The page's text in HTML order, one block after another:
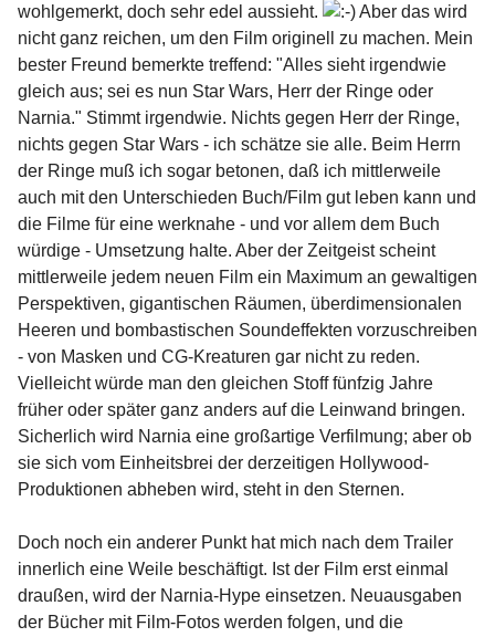
wohlgemerkt, doch sehr edel aussieht.
Aber das wird
nicht ganz reichen, um den Film originell zu machen. Mein
bester Freund bemerkte treffend: "Alles sieht irgendwie
gleich aus; sei es nun Star Wars, Herr der Ringe oder
Narnia." Stimmt irgendwie. Nichts gegen Herr der Ringe,
nichts gegen Star Wars - ich schätze sie alle. Beim Herrn
der Ringe muß ich sogar betonen, daß ich mittlerweile
auch mit den Unterschieden Buch/Film gut leben kann und
die Filme für eine werknahe - und vor allem dem Buch
würdige - Umsetzung halte. Aber der Zeitgeist scheint
mittlerweile jedem neuen Film ein Maximum an gewaltigen
Perspektiven, gigantischen Räumen, überdimensionalen
Heeren und bombastischen Soundeffekten vorzuschreiben
- von Masken und CG-Kreaturen gar nicht zu reden.
Vielleicht würde man den gleichen Stoff fünfzig Jahre
früher oder später ganz anders auf die Leinwand bringen.
Sicherlich wird Narnia eine großartige Verfilmung; aber ob
sie sich vom Einheitsbrei der derzeitigen Hollywood-
Produktionen abheben wird, steht in den Sternen.
Doch noch ein anderer Punkt hat mich nach dem Trailer
innerlich eine Weile beschäftigt. Ist der Film erst einmal
draußen, wird der Narnia-Hype einsetzen. Neuausgaben
der Bücher mit Film-Fotos werden folgen, und die